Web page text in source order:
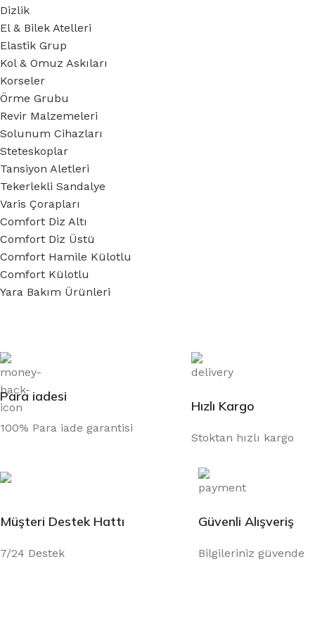
Dizlik
El & Bilek Atelleri
Elastik Grup
Kol & Omuz Askıları
Korseler
Örme Grubu
Revir Malzemeleri
Solunum Cihazları
Steteskoplar
Tansiyon Aletleri
Tekerlekli Sandalye
Varis Çorapları
Comfort Diz Altı
Comfort Diz Üstü
Comfort Hamile Külotlu
Comfort Külotlu
Yara Bakım Ürünleri
Para iadesi
100% Para iade garantisi
Hızlı Kargo
Stoktan hızlı kargo
Müşteri Destek Hattı
7/24 Destek
Güvenli Alışveriş
Bilgileriniz güvende